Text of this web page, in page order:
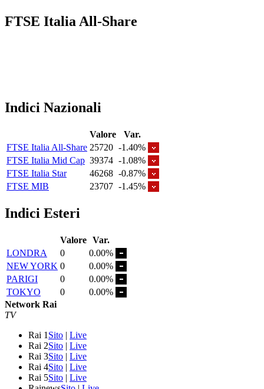
FTSE Italia All-Share
Indici Nazionali
Valore
Var.
FTSE Italia All-Share 25720 -1.40%
FTSE Italia Mid Cap 39374 -1.08%
FTSE Italia Star
46268 -0.87%
FTSE MIB
23707 -1.45%
Indici Esteri
Valore Var.
LONDRA
0
0.00%
NEW YORK 0
0.00%
PARIGI
0
0.00%
TOKYO
0
0.00%
Network Rai
TV
Rai 1 Sito | Live
Rai 2Sito | Live
Rai 3Sito | Live
Rai 4Sito | Live
Rai 5Sito | Live